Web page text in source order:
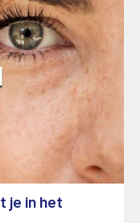
je in het